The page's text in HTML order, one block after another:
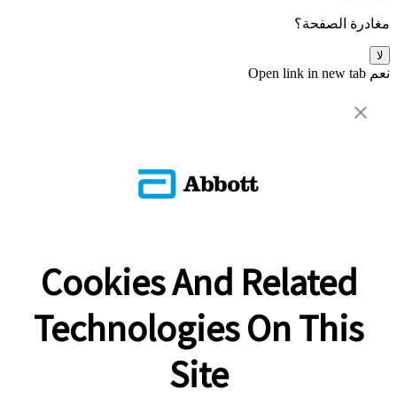
مغادرة الصفحة؟
لا
نعم Open link in new tab
Cookies And Related
Technologies On This
Site